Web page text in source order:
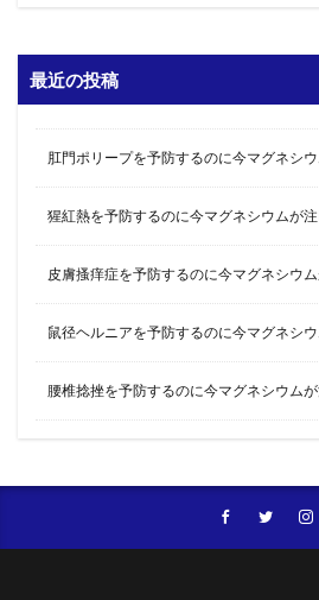
最近の投稿
肛門ポリープを予防するのに今マグネシ
猩紅熱を予防するのに今マグネシウムが
皮膚搔痒症を予防するのに今マグネシウ
鼠径ヘルニアを予防するのに今マグネシ
腰椎捻挫を予防するのに今マグネシウム